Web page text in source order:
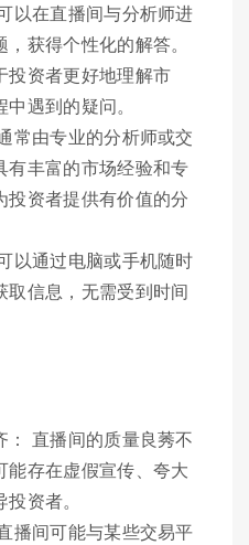
以在直播间与分析师进
获得个性化的解答。
投资者更好地理解市
遇到的疑问。
常由专业的分析师或交
有丰富的市场经验和专
投资者提供有价值的分
以通过电脑或手机随时
取信息，无需受到时间
： 直播间的质量良莠不
能存在虚假宣传、夸大
资者。
播间可能与某些交易平